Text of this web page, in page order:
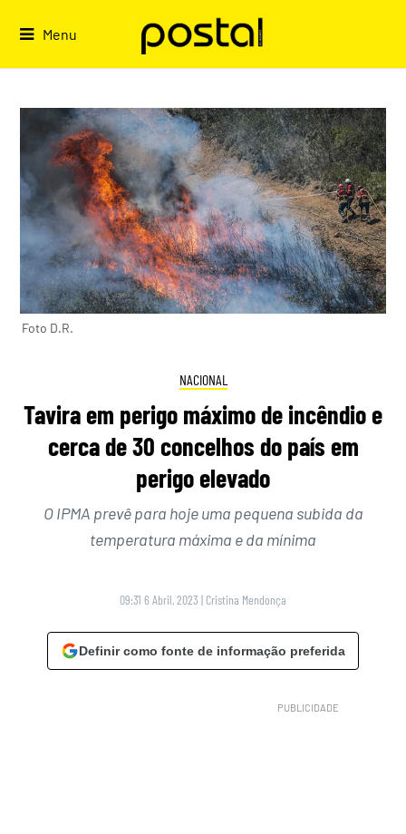
Menu
Foto D.R.
NACIONAL
Tavira em perigo máximo de incêndio e
cerca de 30 concelhos do país em
perigo elevado
O IPMA prevê para hoje uma pequena subida da
temperatura máxima e da mínima
09:31 6 Abril, 2023 | Cristina Mendonça
Definir como fonte de informação preferida